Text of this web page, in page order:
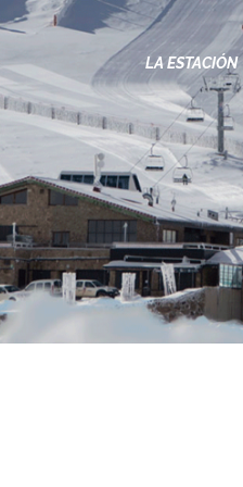
LA ESTACIÓN
LA ESTACIÓN
ESCUELA
ALQUILER
EVENTOS
MÁS